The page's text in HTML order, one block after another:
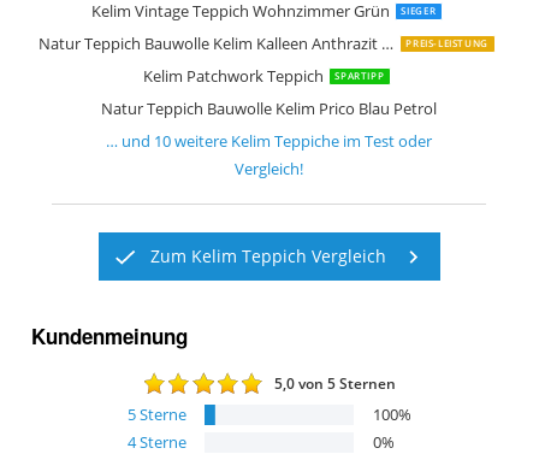
Kelim Vintage Teppich Wohnzimmer Grün
SIEGER
Natur Teppich Bauwolle Kelim Kalleen Anthrazit in 6 Größen PREIS-LEISTUNG
Kelim Patchwork Teppich SPARTIPP
Natur Teppich Bauwolle Kelim Prico Blau Petrol
… und 10weitere Kelim Teppiche im Test oder
Vergleich!
Zum Kelim Teppich Vergleich
Kundenmeinung
5,0von 5 Sternen
5Sterne 100%
4Sterne 0%